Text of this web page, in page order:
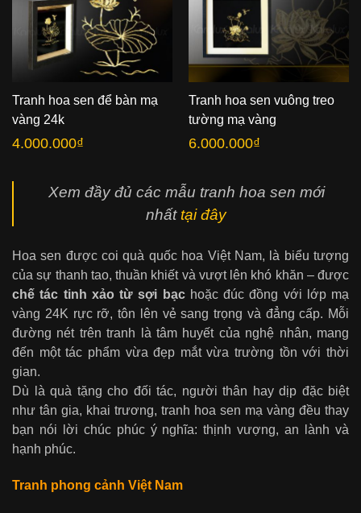
Tranh hoa sen để bàn mạ
vàng 24k
4.000.000₫
Tranh hoa sen vuông treo
tường mạ vàng
6.000.000₫
Xem đầy đủ các mẫu tranh hoa sen mới
nhất tại đây
Hoa sen được coi quà quốc hoa Việt Nam, là biểu tượng
của sự thanh tao, thuần khiết và vượt lên khó khăn – được
chế tác tinh xảo từ sợi bạchoặc đúc đồng với lớp mạ
vàng 24K rực rỡ, tôn lên vẻ sang trọng và đẳng cấp. Mỗi
đường nét trên tranh là tâm huyết của nghệ nhân, mang
đến một tác phẩm vừa đẹp mắt vừa trường tồn với thời
gian.
Dù là quà tặng cho đối tác, người thân hay dịp đặc biệt
như tân gia, khai trương, tranh hoa sen mạ vàng đều thay
bạn nói lời chúc phúc ý nghĩa: thịnh vượng, an lành và
hạnh phúc.
Tranh phong cảnh Việt Nam